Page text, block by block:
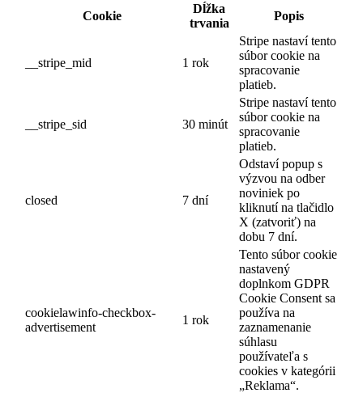
Cookie
Dĺžka
trvania
Popis
__stripe_mid 1 rok
Stripe nastaví tento
súbor cookie na
spracovanie
platieb.
__stripe_sid 30 minút
Stripe nastaví tento
súbor cookie na
spracovanie
platieb.
closed 7 dní
Odstaví popup s
výzvou na odber
noviniek po
kliknutí na tlačidlo
X (zatvoriť) na
dobu 7 dní.
cookielawinfo-checkbox-
advertisement
1 rok
Tento súbor cookie
nastavený
doplnkom GDPR
Cookie Consent sa
používa na
zaznamenanie
súhlasu
používateľa s
cookies v kategórii
„Reklama“.